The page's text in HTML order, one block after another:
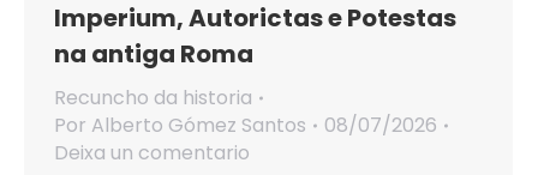
Imperium, Autorictas e Potestas
na antiga Roma
Recuncho da historia
Por Alberto Gómez Santos
08/07/2026
Deixa un comentario